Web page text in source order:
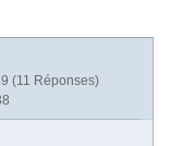
(11 Réponses)